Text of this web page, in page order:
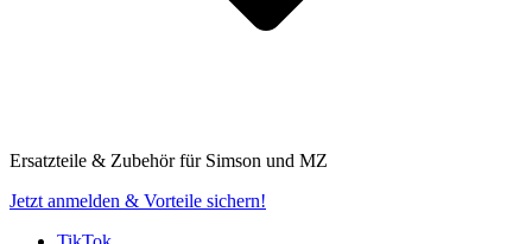
Ersatzteile & Zubehör für Simson und MZ
Jetzt anmelden & Vorteile sichern!